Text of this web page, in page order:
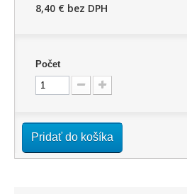
8,40 € bez DPH
Počet
Pridať do košíka